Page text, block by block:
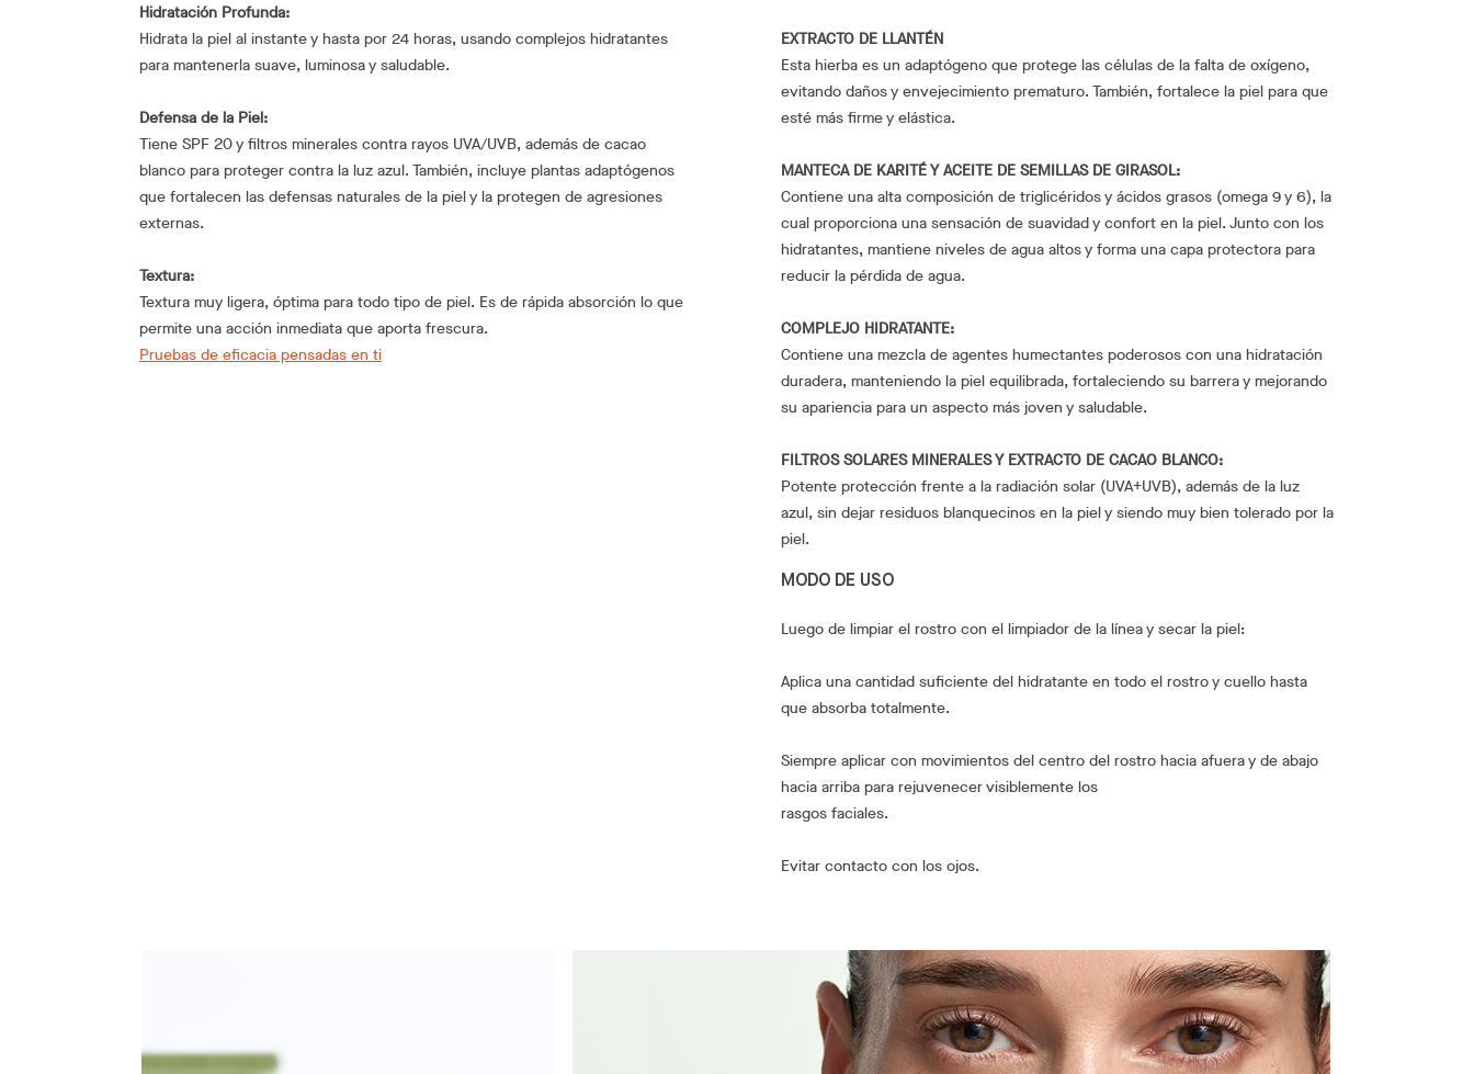
Hidratación Profunda:
Hidrata la piel al instante y hasta por 24 horas, usando complejos hidratantes
para mantenerla suave, luminosa y saludable.
Defensa de la Piel:
Tiene SPF 20 y filtros minerales contra rayos UVA/UVB, además de cacao
blanco para proteger contra la luz azul. También, incluye plantas adaptógenos
que fortalecen las defensas naturales de la piel y la protegen de agresiones
externas.
Textura:
Textura muy ligera, óptima para todo tipo de piel. Es de rápida absorción lo que
permite una acción inmediata que aporta frescura.
Pruebas de eficacia pensadas en ti
EXTRACTO DE LLANTÉN
Esta hierba es un adaptógeno que protege las células de la falta de oxígeno,
evitando daños y envejecimiento prematuro. También, fortalece la piel para que
esté más firme y elástica.
MANTECA DE KARITÉ Y ACEITE DE SEMILLAS DE GIRASOL:
Contiene una alta composición de triglicéridos y ácidos grasos (omega 9 y 6), la
cual proporciona una sensación de suavidad y confort en la piel. Junto con los
hidratantes, mantiene niveles de agua altos y forma una capa protectora para
reducir la pérdida de agua.
COMPLEJO HIDRATANTE:
Contiene una mezcla de agentes humectantes poderosos con una hidratación
duradera, manteniendo la piel equilibrada, fortaleciendo su barrera y mejorando
su apariencia para un aspecto más joven y saludable.
FILTROS SOLARES MINERALES Y EXTRACTO DE CACAO BLANCO:
Potente protección frente a la radiación solar (UVA+UVB), además de la luz
azul, sin dejar residuos blanquecinos en la piel y siendo muy bien tolerado por la
piel.
MODO DE USO
Luego de limpiar el rostro con el limpiador de la línea y secar la piel:
Aplica una cantidad suficiente del hidratante en todo el rostro y cuello hasta
que absorba totalmente.
Siempre aplicar con movimientos del centro del rostro hacia afuera y de abajo
hacia arriba para rejuvenecer visiblemente los
rasgos faciales.
Evitar contacto con los ojos.